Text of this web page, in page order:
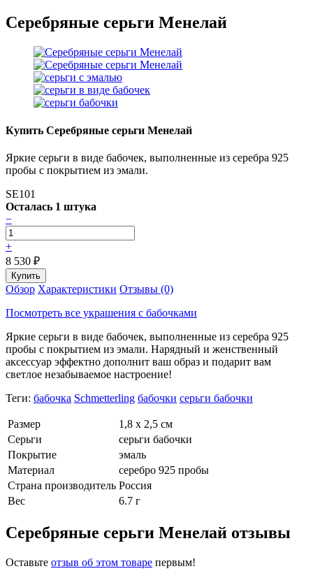
Серебряные серьги Менелай
Купить Серебряные серьги Менелай
Яркие серьги в виде бабочек, выполненные из серебра 925
пробы с покрытием из эмали.
SE101
Осталась 1 штука
−
+
8 530 ₽
Обзор Характеристики Отзывы (0)
Посмотреть все украшения с бабочками
Яркие серьги в виде бабочек, выполненные из серебра 925
пробы с покрытием из эмали. Нарядный и женственный
аксессуар эффектно дополнит ваш образ и подарит вам
светлое незабываемое настроение!
Теги: бабочка Schmetterling бабочки серьги бабочки
Размер
1,8 х 2,5 см
Серьги
серьги бабочки
Покрытие
эмаль
Материал
серебро 925 пробы
Страна производитель Россия
Вес
6.7 г
Серебряные серьги Менелай отзывы
Оставьте отзыв об этом товаре первым!